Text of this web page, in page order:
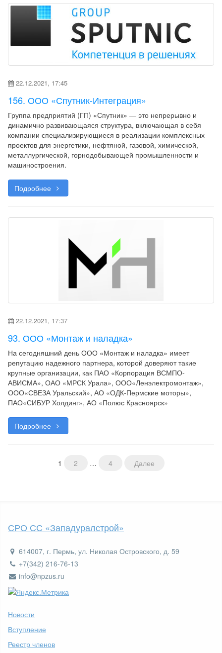
22.12.2021, 17:45
156. ООО «Спутник-Интеграция»
Группа предприятий (ГП) «Спутник» — это непрерывно и
динамично развивающаяся структура, включающая в себя
компании специализирующиеся в реализации комплексных
проектов для энергетики, нефтяной, газовой, химической,
металлургической, горнодобывающей промышленности и
машиностроения.
Подробнее
22.12.2021, 17:37
93. ООО «Монтаж и наладка»
На сегодняшний день ООО «Монтаж и наладка» имеет
репутацию надежного партнера, которой доверяют такие
крупные организации, как ПАО «Корпорация ВСМПО-
АВИСМА», ОАО «МРСК Урала», ООО«Ленэлектромонтаж»,
ООО«СВЕЗА Уральский», АО «ОДК-Пермские моторы»,
ПАО«СИБУР Холдинг», АО «Полюс Красноярск»
Подробнее
Навигация1 2 … 4 Далее
СРО СС «Западуралстрой»
614007, г. Пермь, ул. Николая Островского, д. 59
+7(342) 216-76-13
info@npzus.ru
Новости
Вступление
Реестр членов